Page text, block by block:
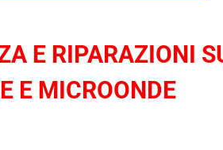
E RIPARAZIONI
E MICROONDE